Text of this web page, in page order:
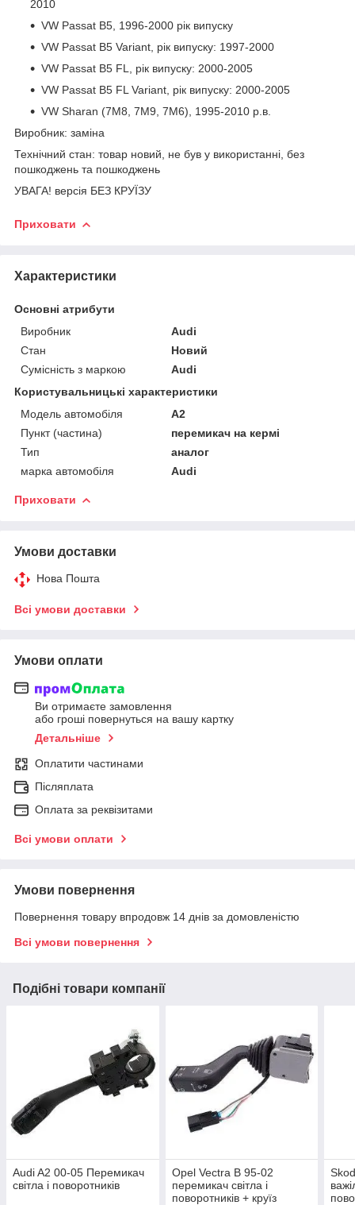
2010
VW Passat B5, 1996-2000 рік випуску
VW Passat B5 Variant, рік випуску: 1997-2000
VW Passat B5 FL, рік випуску: 2000-2005
VW Passat B5 FL Variant, рік випуску: 2000-2005
VW Sharan (7M8, 7M9, 7M6), 1995-2010 р.в.
Виробник: заміна
Технічний стан: товар новий, не був у використанні, без
пошкоджень та пошкоджень
УВАГА! версія БЕЗ КРУЇЗУ
Приховати
Характеристики
Основні атрибути
Виробник
Audi
Стан
Новий
Сумісність з маркою
Audi
Користувальницькі характеристики
Модель автомобіля
A2
Пункт (частина)
перемикач на кермі
Тип
аналог
марка автомобіля
Audi
Приховати
Умови доставки
Нова Пошта
Всі умови доставки
Умови оплати
Ви отримаєте замовлення
або гроші повернуться на вашу картку
Детальніше
Оплатити частинами
Післяплата
Оплата за реквізитами
Всі умови оплати
Умови повернення
Повернення товару впродовж 14 днів за домовленістю
Всі умови повернення
Подібні товари компанії
Audi A2 00-05 Перемикач
світла і поворотників
Opel Vectra B 95-02
перемикач світла і
поворотників + круїз